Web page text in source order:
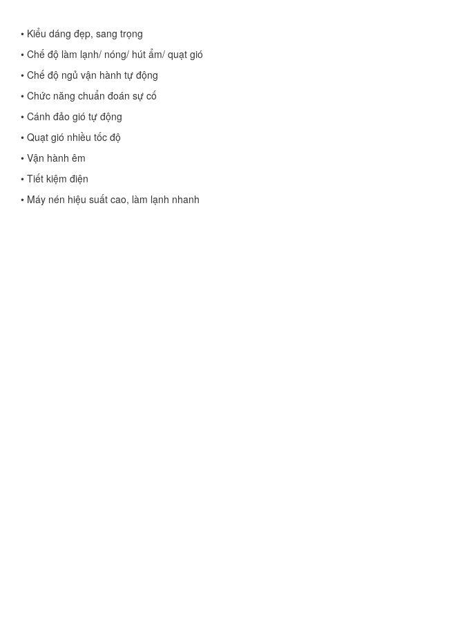
• Kiểu dáng đẹp, sang trọng
• Chế độ làm lạnh/ nóng/ hút ẩm/ quạt gió
• Chế độ ngủ vận hành tự động
• Chức năng chuẩn đoán sự cố
• Cánh đảo gió tự động
• Quạt gió nhiều tốc độ
• Vận hành êm
• Tiết kiệm điện
• Máy nén hiệu suất cao, làm lạnh nhanh